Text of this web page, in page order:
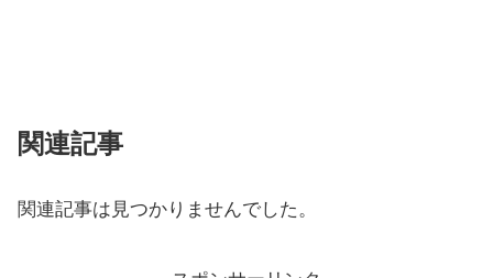
関連記事
関連記事は見つかりませんでした。